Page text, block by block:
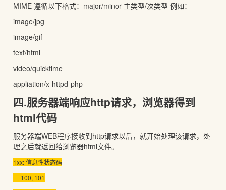
MIME 遵循以下格式：major/minor 主类型/次类型 例如：
image/jpg
image/gif
text/html
video/quicktime
appliation/x-httpd-php
四.服务器端响应http请求，浏览器得到
html代码
服务器端WEB程序接收到http请求以后，就开始处理该请求，处
理之后就返回给浏览器html文件。
1xx: 信息性状态码
100, 101